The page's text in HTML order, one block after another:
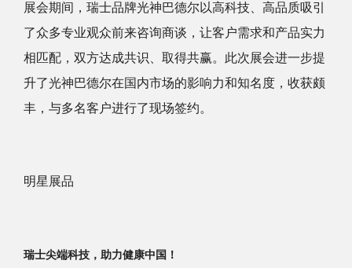
展会期间，瑞士品牌光神巴德尔以高科技、高品质吸引
了众多专业观众前来咨询商谈，让客户需求和产品实力
相匹配，双方达成共识、取得共赢。此次展会进一步提
升了光神巴德尔在国内市场的影响力和知名度，收获颇
丰，与多名客户进行了现场签约。
明星展品
瑞士尖端科技，助力健康中国！